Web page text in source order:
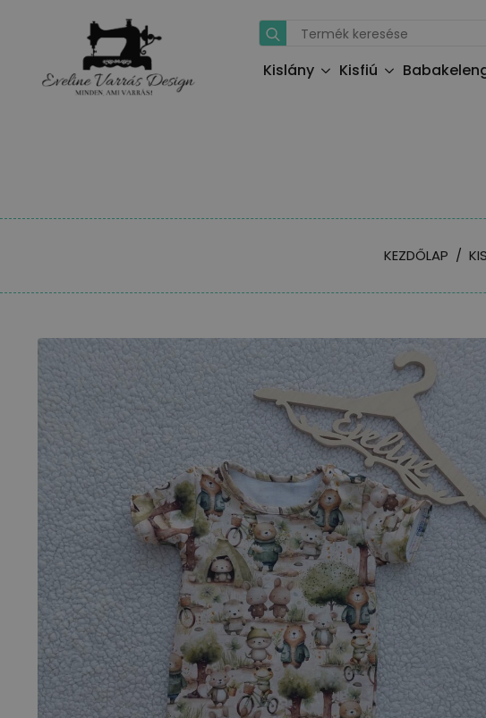
Search
for:
Kislány Kisfiú
KEZDŐLAP